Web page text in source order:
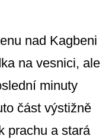
nad Kagbeni
na vesnici, ale
minuty
část výstižně
prachu a stará